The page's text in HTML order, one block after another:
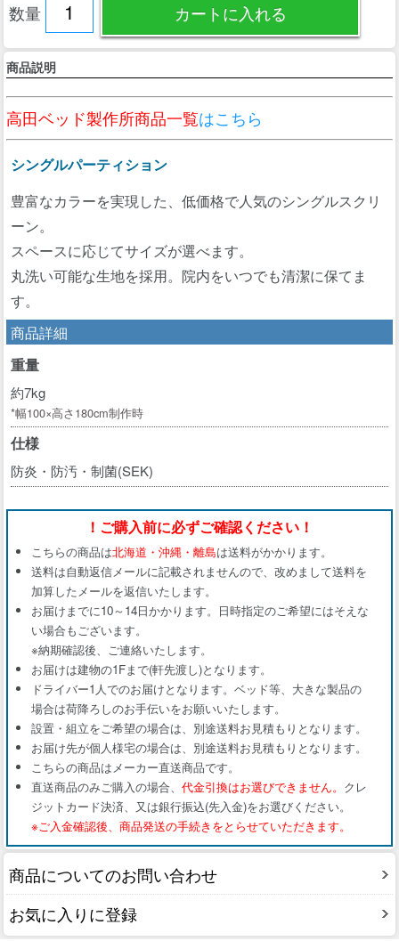
数量
商品説明
高田ベッド製作所商品一覧はこちら
シングルパーティション
豊富なカラーを実現した、低価格で人気のシングルスクリ
ーン。
スペースに応じてサイズが選べます。
丸洗い可能な生地を採用。院内をいつでも清潔に保てま
す。
商品詳細
重量
約7kg
*幅100×高さ180cm制作時
仕様
防炎・防汚・制菌(SEK)
！ご購入前に必ずご確認ください！
こちらの商品は北海道・沖縄・離島は送料がかかります。
送料は自動返信メールに記載されませんので、改めまして送料を
加算したメールを返信いたします。
お届けまでに10～14日かかります。日時指定のご希望にはそえな
い場合もございます。
※納期確認後、ご連絡いたします。
お届けは建物の1Fまで(軒先渡し)となります。
ドライバー1人でのお届けとなります。ベッド等、大きな製品の
場合は荷降ろしのお手伝いをお願いいたします。
設置・組立をご希望の場合は、別途送料お見積もりとなります。
お届け先が個人様宅の場合は、別途送料お見積もりとなります。
こちらの商品はメーカー直送商品です。
直送商品のみご購入の場合、 代金引換はお選びできません。 クレ
ジットカード決済、又は銀行振込(先入金)をお選びください。
※ご入金確認後、商品発送の手続きをとらせていただきます。
商品についてのお問い合わせ
お気に入りに登録